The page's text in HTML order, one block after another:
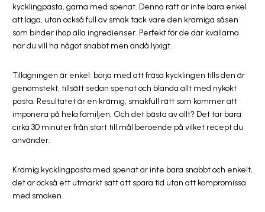
kycklingpasta, gärna med spenat. Denna rätt är inte bara enkel
att laga, utan också full av smak tack vare den krämiga såsen
som binder ihop alla ingredienser. Perfekt för de där kvällarna
när du vill ha något snabbt men ändå lyxigt.
Tillagningen är enkel: börja med att fräsa kycklingen tills den är
genomstekt, tillsätt sedan spenat och blanda allt med nykokt
pasta. Resultatet är en krämig, smakfull rätt som kommer att
imponera på hela familjen. Och det bästa av allt? Det tar bara
cirka 30 minuter från start till mål beroende på vilket recept du
använder.
Krämig kycklingpasta med spenat är inte bara snabbt och enkelt,
det är också ett utmärkt sätt att spara tid utan att kompromissa
med smaken.